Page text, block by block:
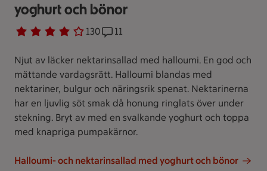
yoghurt och bönor
Betyg 4 av 5. 130
130 personer har röstatReceptet har 11 kommentarer
11
Njut av läcker nektarinsallad med halloumi. En god och
mättande vardagsrätt. Halloumi blandas med
nektariner, bulgur och näringsrik spenat. Nektarinerna
har en ljuvlig söt smak då honung ringlats över under
stekning. Bryt av med en svalkande yoghurt och toppa
med knapriga pumpakärnor.
Halloumi- och nektarinsallad med yoghurt och bönor